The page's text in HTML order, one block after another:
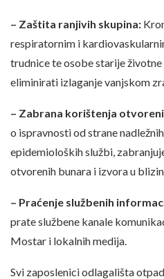
– Zaštita ranjivih skupina:
respiratornim i
trudnice te osobe starije
eliminirati izlaganje vanjskom
– Zabrana korištenja
o ispravnosti od strane
epidemioloških službi,
otvorenih bunara i izvora u
– Praćenje službenih
prate službene kanale
Mostar i lokalnih medija.
Svi zaposlenici odlagališta